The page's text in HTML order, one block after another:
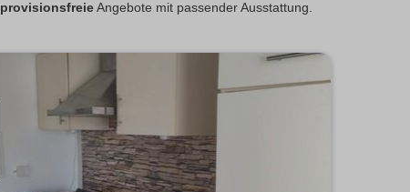
provisionsfreieAngebote mit passender Ausstattung.